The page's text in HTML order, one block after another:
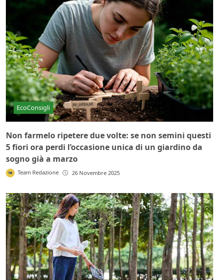
EcoConsigli
Non farmelo ripetere due volte: se non semini questi
5 fiori ora perdi l’occasione unica di un giardino da
sogno già a marzo
Team Redazione 26 Novembre 2025